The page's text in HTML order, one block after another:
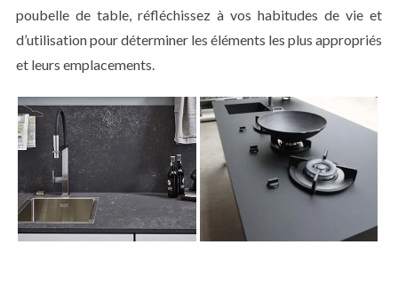
poubelle de table, réfléchissez à vos habitudes de vie et
d’utilisation pour déterminer les éléments les plus appropriés
et leurs emplacements.